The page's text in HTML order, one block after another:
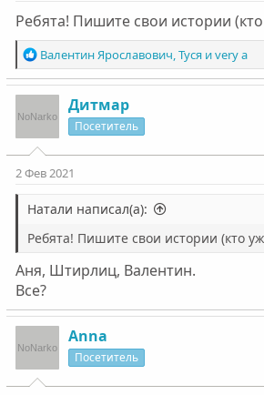
Ребята! Пишите свои истории
Р
е
а
ц
и
и
:
Валентин Ярославович,Тусяиvery a
Дитмар
Посетитель
2 Фев 2021
Натали написал(а):
Ребята! Пишите свои истории (кто
Аня, Штирлиц, Валентин.
Все?
Anna
Посетитель